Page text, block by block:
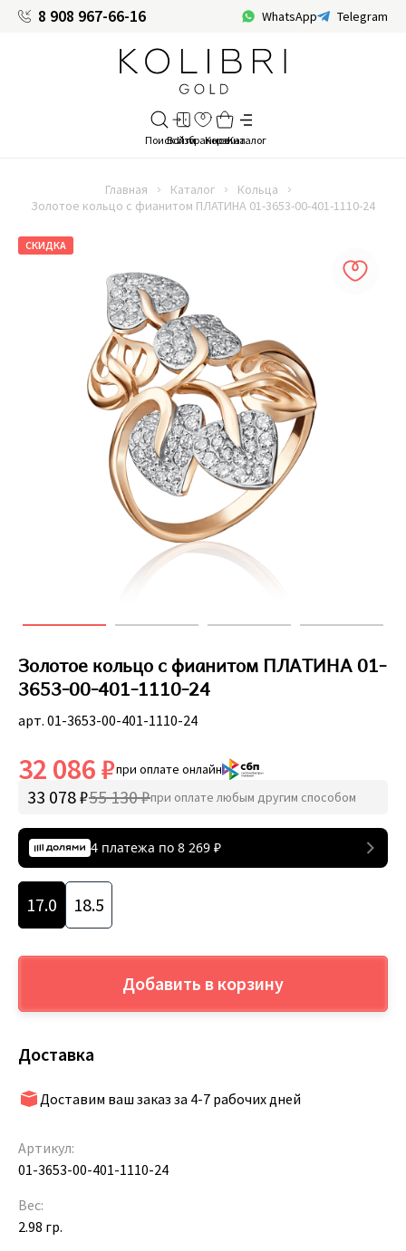
8 908 967-66-16 WhatsApp Telegram
Главная Каталог
Кольца
Золотое кольцо с фианитом ПЛАТИНА 01-3653-00-401-1110-24
СКИДКА
Золотое кольцо с фианитом ПЛАТИНА 01-
3653-00-401-1110-24
арт. 01-3653-00-401-1110-24
32 086 ₽при оплате онлайн
33 078 ₽55 130 ₽при оплате любым другим способом
4 платежа по 8 269 ₽
17.0 18.5
Добавить в корзину
Доставка
Доставим ваш заказ за 4-7 рабочих дней
Артикул:
01-3653-00-401-1110-24
Вес:
2.98 гр.